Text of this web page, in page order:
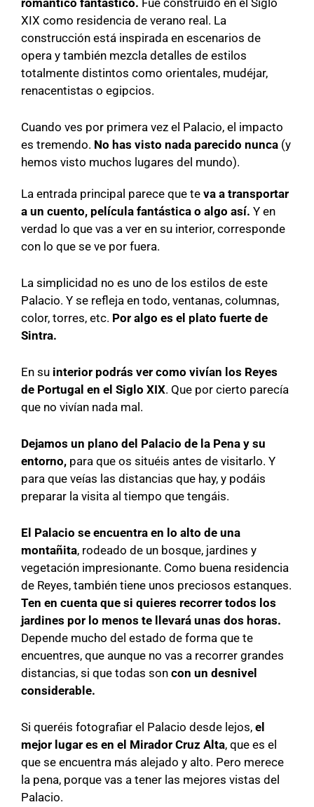
XIX como residencia de verano real. La
construcción está inspirada en escenarios de
opera y también mezcla detalles de estilos
totalmente distintos como orientales, mudéjar,
renacentistas o egipcios.
Cuando ves por primera vez el Palacio, el impacto
es tremendo. No has visto nada parecido nunca (y
hemos visto muchos lugares del mundo).
La entrada principal parece que te va a transportar
a un cuento, película fantástica o algo así. Y en
verdad lo que vas a ver en su interior, corresponde
con lo que se ve por fuera.
La simplicidad no es uno de los estilos de este
Palacio. Y se refleja en todo, ventanas, columnas,
color, torres, etc. Por algo es el plato fuerte de
Sintra.
En su interior podrás ver como vivían los Reyes
de Portugal en el Siglo XIX. Que por cierto parecía
que no vivían nada mal.
Dejamos un plano del Palacio de la Pena y su
entorno, para que os situéis antes de visitarlo. Y
para que veías las distancias que hay, y podáis
preparar la visita al tiempo que tengáis.
El Palacio se encuentra en lo alto de una
montañita, rodeado de un bosque, jardines y
vegetación impresionante. Como buena residencia
de Reyes, también tiene unos preciosos estanques.
Ten en cuenta que si quieres recorrer todos los
jardines por lo menos te llevará unas dos horas.
Depende mucho del estado de forma que te
encuentres, que aunque no vas a recorrer grandes
distancias, si que todas son con un desnivel
considerable.
Si queréis fotografiar el Palacio desde lejos, el
mejor lugar es en el Mirador Cruz Alta, que es el
que se encuentra más alejado y alto. Pero merece
la pena, porque vas a tener las mejores vistas del
Palacio.